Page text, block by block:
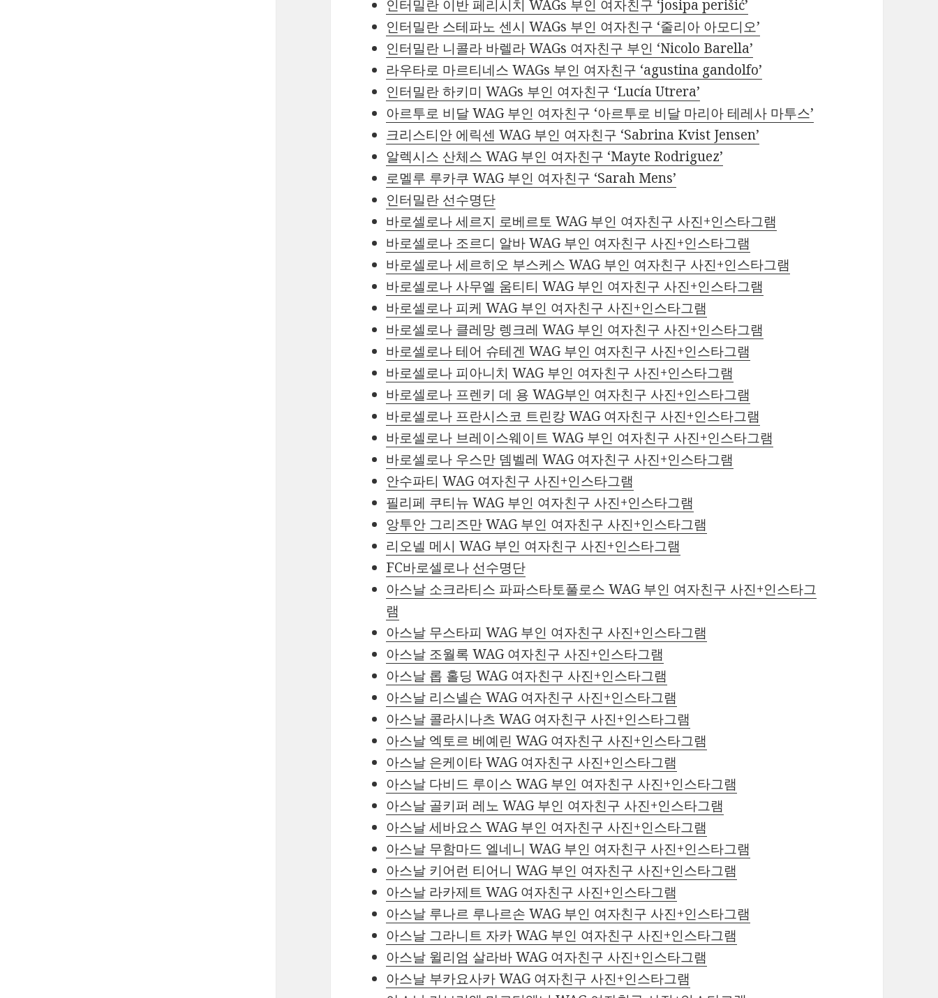
인터밀란 이반 페리시치 WAGs 부인 여자친구 ‘josipa perišić’
인터밀란 스테파노 센시 WAGs 부인 여자친구 ‘줄리아 아모디오’
인터밀란 니콜라 바렐라 WAGs 여자친구 부인 ‘Nicolo Barella’
라우타로 마르티네스 WAGs 부인 여자친구 ‘agustina gandolfo’
인터밀란 하키미 WAGs 부인 여자친구 ‘Lucía Utrera’
아르투로 비달 WAG 부인 여자친구 ‘아르투로 비달 마리아 테레사 마투스’
크리스티안 에릭센 WAG 부인 여자친구 ‘Sabrina Kvist Jensen’
알렉시스 산체스 WAG 부인 여자친구 ‘Mayte Rodriguez’
로멜루 루카쿠 WAG 부인 여자친구 ‘Sarah Mens’
인터밀란 선수명단
바로셀로나 세르지 로베르토 WAG 부인 여자친구 사진+인스타그램
바로셀로나 조르디 알바 WAG 부인 여자친구 사진+인스타그램
바로셀로나 세르히오 부스케스 WAG 부인 여자친구 사진+인스타그램
바로셀로나 사무엘 움티티 WAG 부인 여자친구 사진+인스타그램
바로셀로나 피케 WAG 부인 여자친구 사진+인스타그램
바로셀로나 클레망 렝크레 WAG 부인 여자친구 사진+인스타그램
바로셀로나 테어 슈테겐 WAG 부인 여자친구 사진+인스타그램
바로셀로나 피아니치 WAG 부인 여자친구 사진+인스타그램
바로셀로나 프렌키 데 용 WAG부인 여자친구 사진+인스타그램
바로셀로나 프란시스코 트린캉 WAG 여자친구 사진+인스타그램
바로셀로나 브레이스웨이트 WAG 부인 여자친구 사진+인스타그램
바로셀로나 우스만 뎀벨레 WAG 여자친구 사진+인스타그램
안수파티 WAG 여자친구 사진+인스타그램
필리페 쿠티뉴 WAG 부인 여자친구 사진+인스타그램
앙투안 그리즈만 WAG 부인 여자친구 사진+인스타그램
리오넬 메시 WAG 부인 여자친구 사진+인스타그램
FC바로셀로나 선수명단
아스날 소크라티스 파파스타토풀로스 WAG 부인 여자친구 사진+인스타그
램
아스날 무스타피 WAG 부인 여자친구 사진+인스타그램
아스날 조월록 WAG 여자친구 사진+인스타그램
아스날 롭 홀딩 WAG 여자친구 사진+인스타그램
아스날 리스넬슨 WAG 여자친구 사진+인스타그램
아스날 콜라시나츠 WAG 여자친구 사진+인스타그램
아스날 엑토르 베예린 WAG 여자친구 사진+인스타그램
아스날 은케이타 WAG 여자친구 사진+인스타그램
아스날 다비드 루이스 WAG 부인 여자친구 사진+인스타그램
아스날 골키퍼 레노 WAG 부인 여자친구 사진+인스타그램
아스날 세바요스 WAG 부인 여자친구 사진+인스타그램
아스날 무함마드 엘네니 WAG 부인 여자친구 사진+인스타그램
아스날 키어런 티어니 WAG 부인 여자친구 사진+인스타그램
아스날 라카제트 WAG 여자친구 사진+인스타그램
아스날 루나르 루나르손 WAG 부인 여자친구 사진+인스타그램
아스날 그라니트 자카 WAG 부인 여자친구 사진+인스타그램
아스날 윌리엄 살라바 WAG 여자친구 사진+인스타그램
아스날 부카요사카 WAG 여자친구 사진+인스타그램